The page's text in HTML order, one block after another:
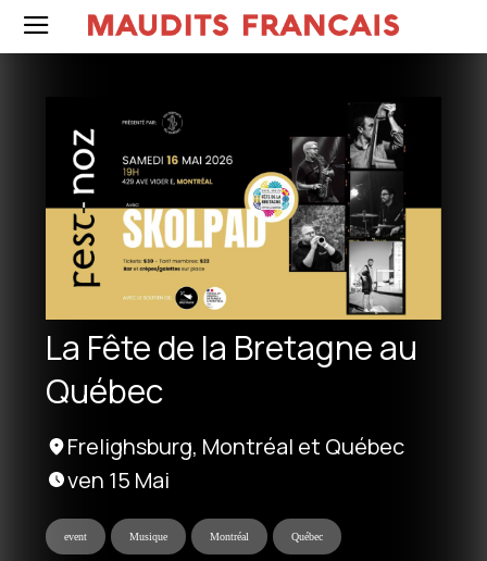
La Fête de la Bretagne au
Québec
Frelighsburg, Montréal et Québec
ven 15 Mai
event Musique Montréal Québec